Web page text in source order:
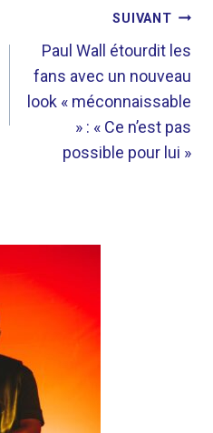
SUIVANT
Paul Wall étourdit les
fans avec un nouveau
look « méconnaissable
» : « Ce n’est pas
possible pour lui »